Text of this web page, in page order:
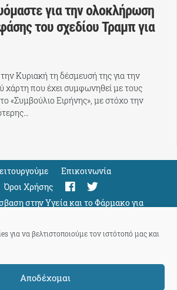
για να βελτιστοποιούμε τον ιστότοπό μας και
Αποδέχομαι
για την ολοκλήρωση
του σχεδίου Τραμπ για
Κυριακή τη δέσμευσή της για την
χάρτη που έχει συμφωνηθεί με τους
«Συμβούλιο Ειρήνης», με στόχο την
Eπικοινωνία
Όροι Χρήσης
στην Υγεία και το Φάρμακο για
Support